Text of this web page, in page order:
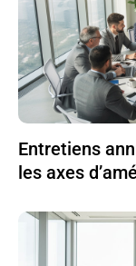
Entretiens
les axes